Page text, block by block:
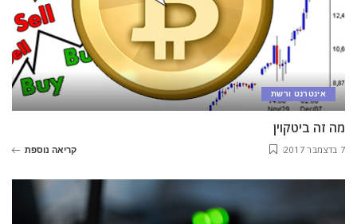
אינטרנט ורשת
מה זה ביטקוין
7 בדצמבר 2017 קריאה נוספת